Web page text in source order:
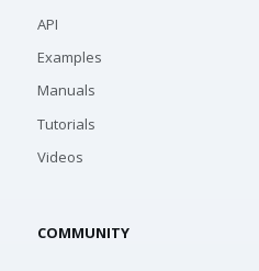
API
Examples
Manuals
Tutorials
Videos
COMMUNITY